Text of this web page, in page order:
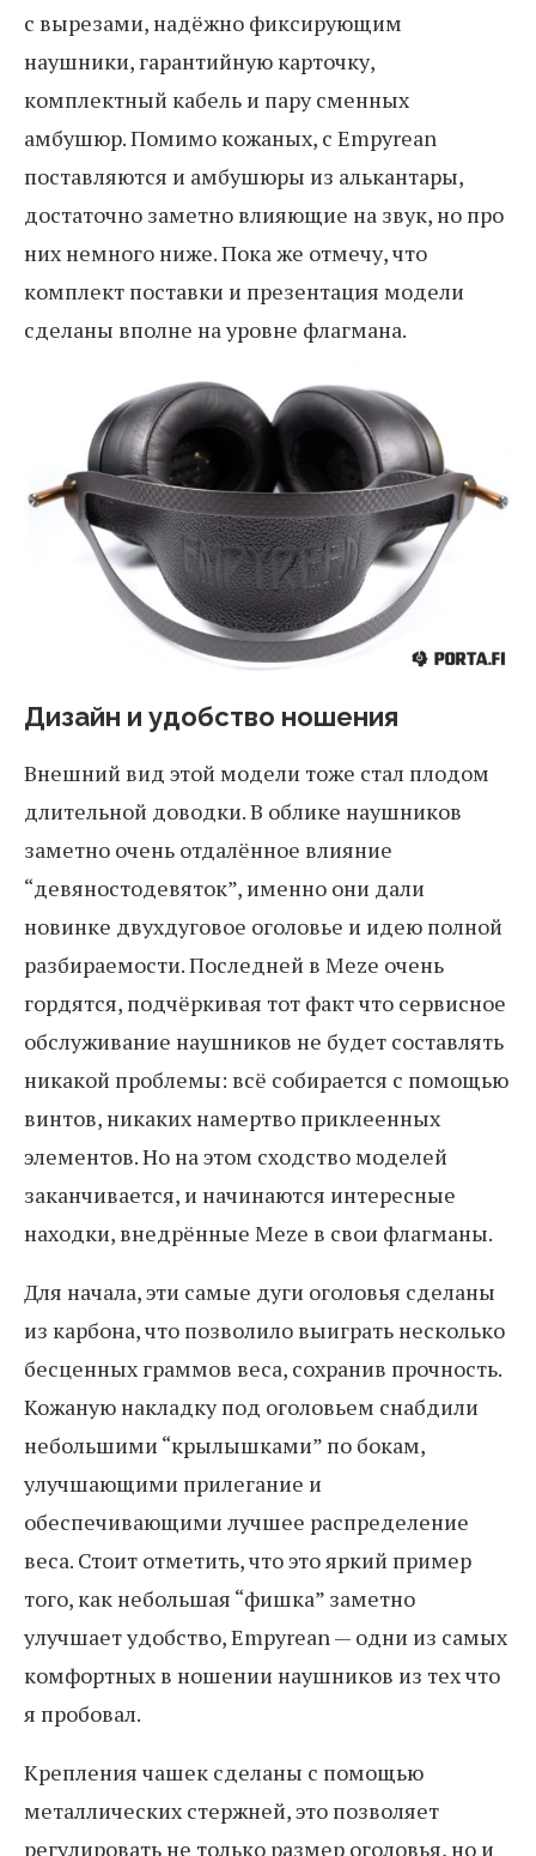
с вырезами, надёжно фиксирующим
наушники, гарантийную карточку,
комплектный кабель и пару сменных
амбушюр. Помимо кожаных, с Empyrean
поставляются и амбушюры из алькантары,
достаточно заметно влияющие на звук, но про
них немного ниже. Пока же отмечу, что
комплект поставки и презентация модели
сделаны вполне на уровне флагмана.
Дизайн и удобство ношения
Внешний вид этой модели тоже стал плодом
длительной доводки. В облике наушников
заметно очень отдалённое влияние
“девяностодевяток”, именно они дали
новинке двухдуговое оголовье и идею полной
разбираемости. Последней в Meze очень
гордятся, подчёркивая тот факт что сервисное
обслуживание наушников не будет составлять
никакой проблемы: всё собирается с помощью
винтов, никаких намертво приклеенных
элементов. Но на этом сходство моделей
заканчивается, и начинаются интересные
находки, внедрённые Meze в свои флагманы.
Для начала, эти самые дуги оголовья сделаны
из карбона, что позволило выиграть несколько
бесценных граммов веса, сохранив прочность.
Кожаную накладку под оголовьем снабдили
небольшими “крылышками” по бокам,
улучшающими прилегание и
обеспечивающими лучшее распределение
веса. Стоит отметить, что это яркий пример
того, как небольшая “фишка” заметно
улучшает удобство, Empyrean — одни из самых
комфортных в ношении наушников из тех что
я пробовал.
Крепления чашек сделаны с помощью
металлических стержней, это позволяет
регулировать не только размер оголовья, но и